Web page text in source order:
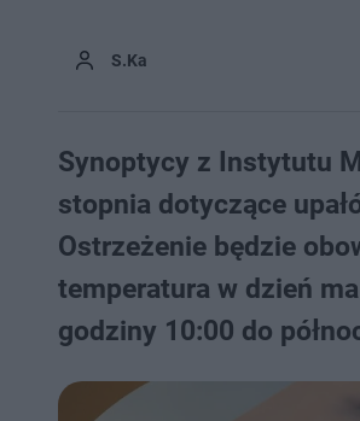
S.Ka
Synoptycy z Instytutu
stopnia dotyczące
Ostrzeżenie będzie
temperatura w dzień
godziny 10:00 do